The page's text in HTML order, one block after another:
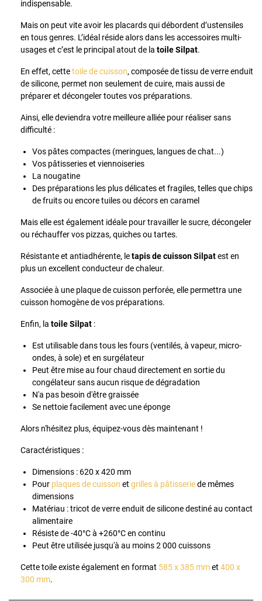
indispensable.
Mais on peut vite avoir les placards qui débordent d’ustensiles
en tous genres. L’idéal réside alors dans les accessoires multi-
usages et c’est le principal atout de la toile Silpat.
En effet, cettetoile de cuisson, composée de tissu de verre enduit
de silicone, permet non seulement de cuire, mais aussi de
préparer et décongeler toutes vos préparations.
Ainsi, elle deviendra votre meilleure alliée pour réaliser sans
difficulté :
Vos pâtes compactes (meringues, langues de chat...)
Vos pâtisseries et viennoiseries
La nougatine
Des préparations les plus délicates et fragiles, telles que chips
de fruits ou encore tuiles ou décors en caramel
Mais elle est également idéale pour travailler le sucre, décongeler
ou réchauffer vos pizzas, quiches ou tartes.
Résistante et antiadhérente, letapis de cuisson Silpatest en
plus un excellent conducteur de chaleur.
Associée à une plaque de cuisson perforée, elle permettra une
cuisson homogène de vos préparations.
Enfin, la toile Silpat :
Est utilisable dans tous les fours (ventilés, à vapeur, micro-
ondes, à sole) et en surgélateur
Peut être mise au four chaud directement en sortie du
congélateur sans aucun risque de dégradation
N'a pas besoin d'être graissée
Se nettoie facilement avec une éponge
Alors n'hésitez plus, équipez-vous dès maintenant !
Caractéristiques :
Dimensions : 620 x 420 mm
Pour plaques de cuisson et grilles à pâtisseriede mêmes
dimensions
Matériau : tricot de verre enduit de silicone destiné au contact
alimentaire
Résiste de -40°C à +260°C en continu
Peut être utilisée jusqu'à au moins 2 000 cuissons
Cette toile existe également en format 585 x 385 mmet 400 x
300 mm.